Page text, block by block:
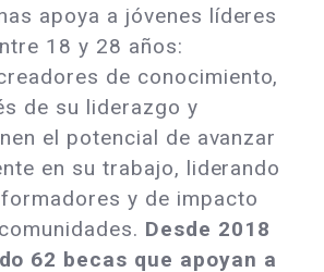
apoya a jóvenes líderes
18 y 28 años:
de conocimiento,
de su liderazgo y
el potencial de avanzar
en su trabajo, liderando
y de impacto
Desde 2018
62 becas que apoyan a